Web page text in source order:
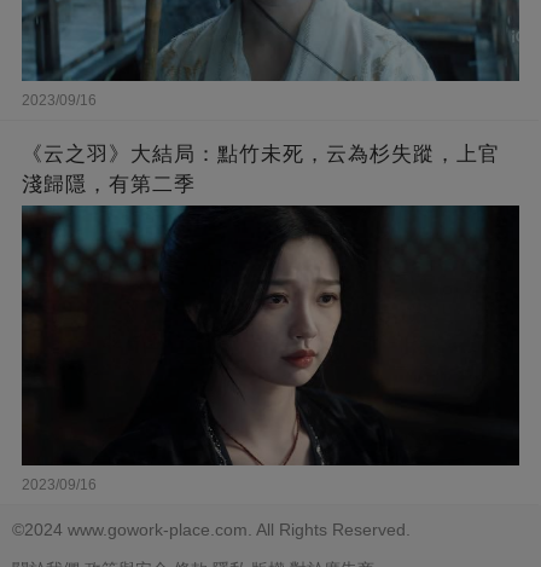
2023/09/16
《云之羽》大結局：點竹未死，云為杉失蹤，上官
淺歸隱，有第二季
2023/09/16
©2024 www.gowork-place.com. All Rights Reserved.